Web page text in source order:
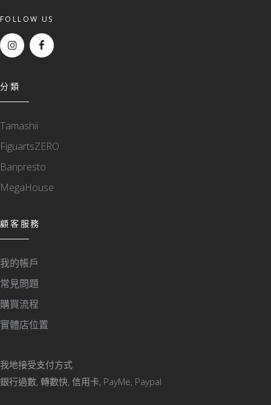
FOLLOW US
分類
Tamashii
FiguartsZERO
Banpresto
MegaHouse
顧客服務
我的帳戶
常見問題
購買流程
實體店位置
我地接受支付方式
銀行過數, 轉數快, 信用卡, PayMe, Paypal